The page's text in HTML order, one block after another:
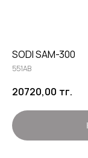
SODI SAM-300
551AB
20720,00 тг.